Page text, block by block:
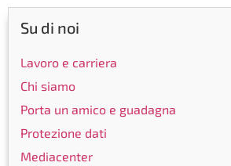
Su di noi
Lavoro e carriera
Chi siamo
Porta un amico e guadagna
Protezione dati
Mediacenter